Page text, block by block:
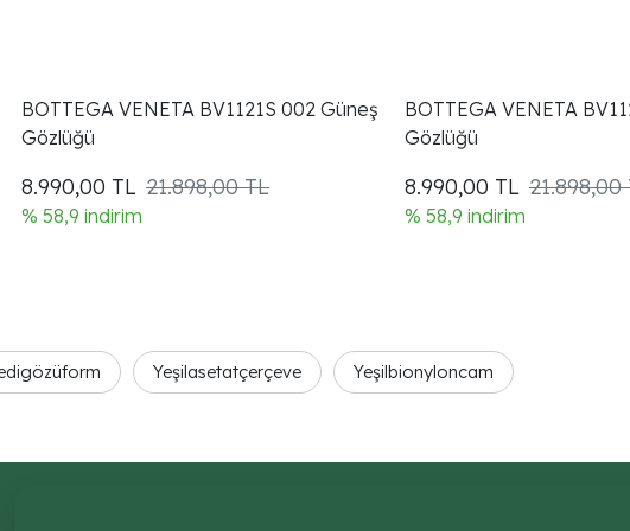
BOTTEGA VENETA BV1121S 002 Güneş
Gözlüğü
8.990,00 TL 21.898,00 TL
% 58,9 indirim
BOTTEGA VENETA
Gözlüğü
8.990,00 TL 21.898,00
% 58,9 indirim
Yeşilasetatçerçeve Yeşilbionyloncam